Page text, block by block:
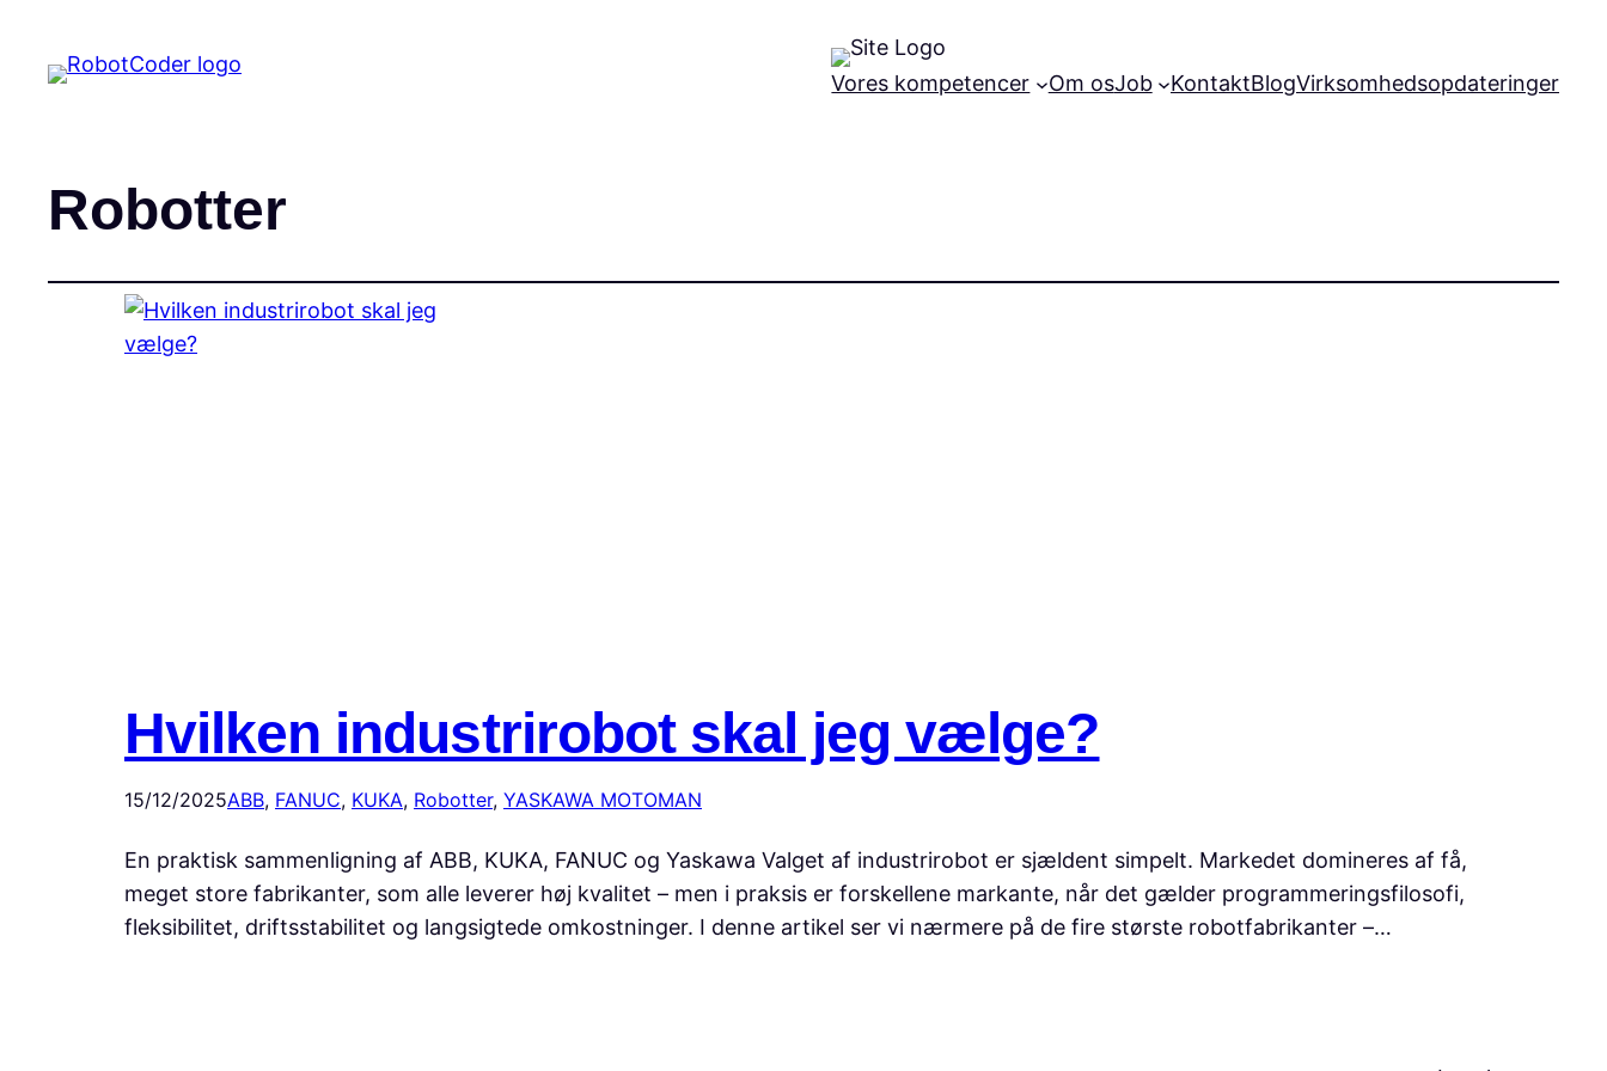
Vores kompetencer Om osJob KontaktBlogVirksomhedsopdateringer
Robotter
Hvilken industrirobot skal jeg vælge?
15/12/2025ABB, FANUC, KUKA, Robotter, YASKAWA MOTOMAN
En praktisk sammenligning af ABB, KUKA, FANUC og Yaskawa Valget af industrirobot er sjældent simpelt. Markedet domineres af få,
meget store fabrikanter, som alle leverer høj kvalitet – men i praksis er forskellene markante, når det gælder programmeringsfilosofi,
fleksibilitet, driftsstabilitet og langsigtede omkostninger. I denne artikel ser vi nærmere på de fire største robotfabrikanter –…